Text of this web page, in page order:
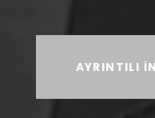
AYRINTILI